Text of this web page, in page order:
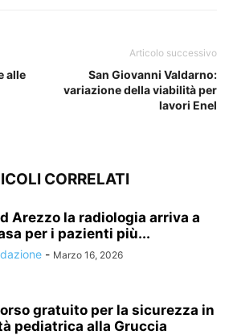
alle
Articolo successivo
San Giovanni Valdarno:
variazione della viabilità per
lavori Enel
CORRELATI
Arezzo la radiologia arriva a
per i pazienti più...
- Marzo 16, 2026
gratuito per la sicurezza in
pediatrica alla Gruccia